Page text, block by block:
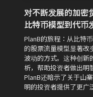
对不断发展的加密
比特币模型到代币
PlanB的旅程：从比特
的股票流量模型显著改
波动的方式。这种创新
析，帮助投资者做出明
PlanB还暗示了关于山
明的投资者提供了更广